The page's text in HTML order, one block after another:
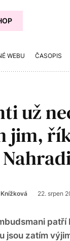
WEBU ČASOPIS
už
jim,
22. srpen
jsou zatím